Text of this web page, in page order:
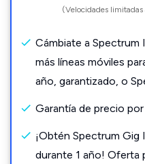
(Velocidades
Cámbiate a
más líneas móviles
año, garantizado, o
Garantía de precio
¡Obtén Spectrum
durante 1 año! Oferta